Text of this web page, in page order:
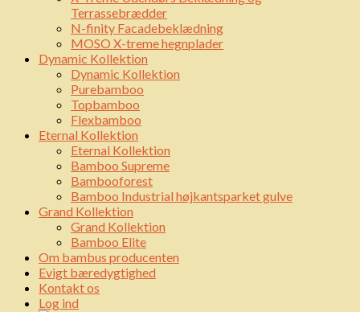
Terrassebrædder
N-finity Facadebeklædning
MOSO X-treme hegnplader
Dynamic Kollektion
Dynamic Kollektion
Purebamboo
Topbamboo
Flexbamboo
Eternal Kollektion
Eternal Kollektion
Bamboo Supreme
Bambooforest
Bamboo Industrial højkantsparket gulve
Grand Kollektion
Grand Kollektion
Bamboo Elite
Om bambus producenten
Evigt bæredygtighed
Kontakt os
Log ind